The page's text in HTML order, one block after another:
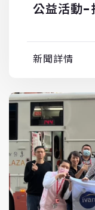
公益活動-
新聞詳情